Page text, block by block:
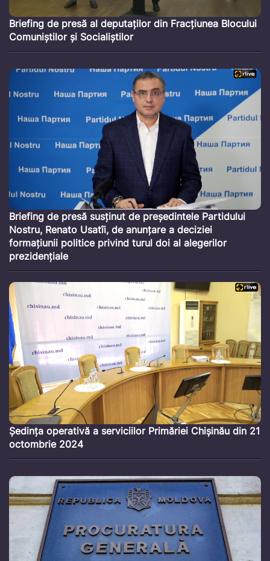
Briefing de presă al deputaților din Fracțiunea Blocului
Comuniștilor și Socialiștilor
Briefing de presă susținut de președintele Partidului
Nostru, Renato Usatîi, de anunțare a deciziei
formațiunii politice privind turul doi al alegerilor
prezidențiale
Ședința operativă a serviciilor Primăriei Chișinău din 21
octombrie 2024